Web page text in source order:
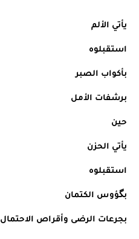
يأتي الألم
استقبلوه
بأكواب الصبر
برشفات الأمل
حين
يأتي الحزن
استقبلوه
بگؤوس الكتمان
بجرعات الرضى وأقراص الاحتمال